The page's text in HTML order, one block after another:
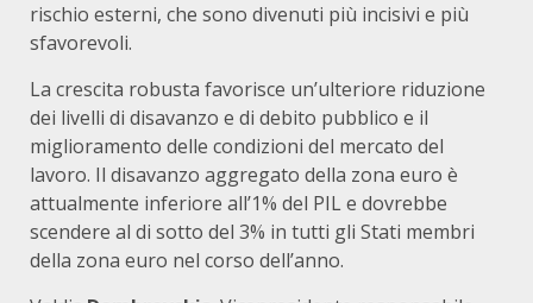
rischio esterni, che sono divenuti più incisivi e più
sfavorevoli.
La crescita robusta favorisce un’ulteriore riduzione
dei livelli di disavanzo e di debito pubblico e il
miglioramento delle condizioni del mercato del
lavoro. Il disavanzo aggregato della zona euro è
attualmente inferiore all’1% del PIL e dovrebbe
scendere al di sotto del 3% in tutti gli Stati membri
della zona euro nel corso dell’anno.